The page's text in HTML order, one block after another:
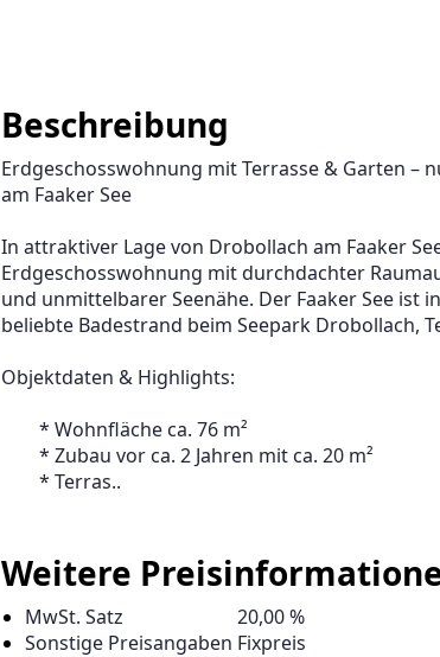
Beschreibung
Erdgeschosswohnung mit Terrasse & Garten –
am Faaker See
In attraktiver Lage von Drobollach am Faaker
Erdgeschosswohnung mit durchdachter
und unmittelbarer Seenähe. Der Faaker See ist
beliebte Badestrand beim Seepark Drobollach,
Objektdaten & Highlights:
* Wohnfläche ca. 76 m²
* Zubau vor ca. 2 Jahren mit ca. 20 m²
* Terras..
Weitere
MwSt. Satz
20,00 %
Sonstige Preisangaben Fixpreis